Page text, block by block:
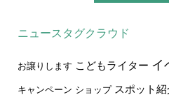
ニュースタグクラウド
お譲りします こどもライター イ
キャンペーン ショップ スポット紹